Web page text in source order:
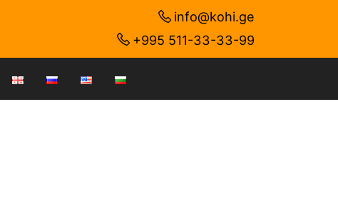
info@kohi.ge
+995 511-33-33-99